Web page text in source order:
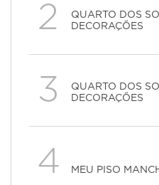
2
QUARTO DOS
DECORAÇÕES
3
QUARTO DOS
DECORAÇÕES
4 MEU PISO